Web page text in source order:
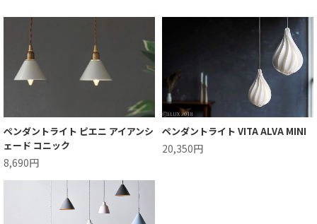
ペンダントライト ピエニ アイアンシ
ェード コニック
8,690円
ペンダントライト VITA ALVA MINI
20,350円